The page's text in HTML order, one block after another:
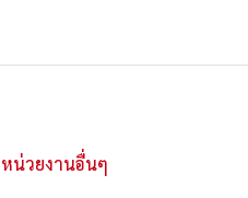
หน่วยงานอื่นๆ